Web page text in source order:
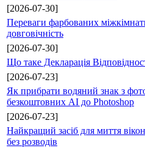
[2026-07-30]
Переваги фарбованих
довговічність
[2026-07-30]
Що таке Декларація
[2026-07-23]
Як прибрати водяний знак з
безкоштовних AI до Photoshop
[2026-07-23]
Найкращий засіб для миття
без розводів